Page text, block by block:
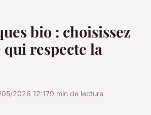
bio : choisissez
qui respecte la
2026 12:179 min de lecture